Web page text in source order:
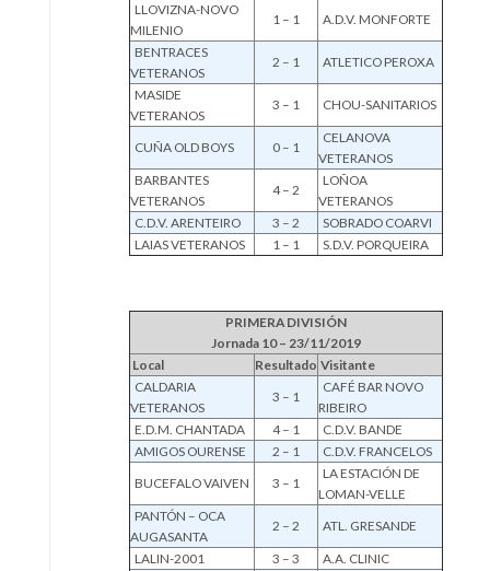
LLOVIZNA-NOVO
MILENIO
1 – 1
A.D.V. MONFORTE
BENTRACES
VETERANOS
2 – 1
ATLETICO PEROXA
MASIDE
VETERANOS
3 – 1 CHOU-SANITARIOS
CUÑA OLD BOYS 0 – 1
CELANOVA
VETERANOS
BARBANTES
VETERANOS
4 – 2
LOÑOA
VETERANOS
C.D.V. ARENTEIRO
3 – 2
SOBRADO COARVI
LAIAS VETERANOS
1 – 1 S.D.V. PORQUEIRA
PRIMERA DIVISIÓN
Jornada 10 – 23/11/2019
Local
Resultado Visitante
CALDARIA
VETERANOS
3 – 1
CAFÉ BAR NOVO
RIBEIRO
E.D.M. CHANTADA
4 – 1
C.D.V. BANDE
AMIGOS OURENSE
2 – 1
C.D.V. FRANCELOS
BUCEFALO VAIVEN
3 – 1
LA ESTACIÓN DE
LOMAN-VELLE
PANTÓN – OCA
AUGASANTA
2 – 2
ATL. GRESANDE
LALIN-2001
3 – 3
A.A. CLINIC